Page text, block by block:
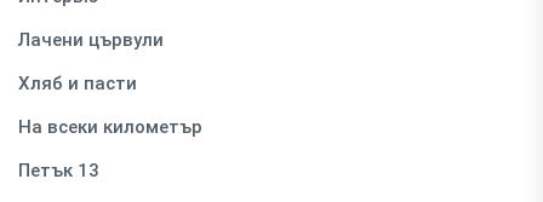
Лачени цървули
Хляб и пасти
На всеки километър
Петък 13